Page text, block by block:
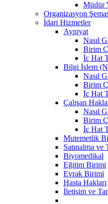
Müdür
Organizasyon
İdari Hizmetler
Ayniyat
Nasıl
Birim
İç Hat
Bilgi İşlem
Nasıl
Birim
İç Hat
Çalışan
Nasıl
Birim
İç Hat
Mutemetlik
Satınalma
Biyomedikal
Eğitim Birimi
Evrak Birimi
Hasta Hakları
İletişim ve